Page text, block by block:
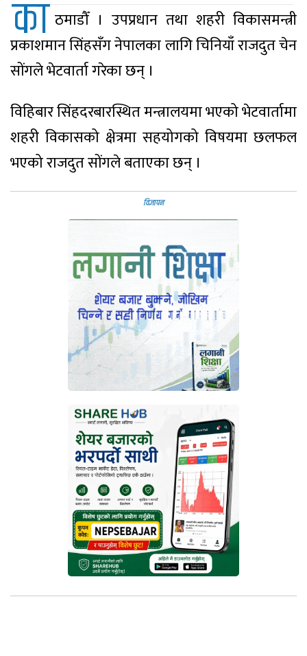
का ठमाडौँ । उपप्रधान तथा शहरी विकासमन्त्री
प्रकाशमान सिंहसँग नेपालका लागि चिनियाँ राजदुत चेन
सोंगले भेटवार्ता गरेका छन् ।
विहिबार सिंहदरबारस्थित मन्त्रालयमा भएको भेटवार्तामा
शहरी विकासको क्षेत्रमा सहयोगको विषयमा छलफल
भएको राजदुत सोंगले बताएका छन् ।